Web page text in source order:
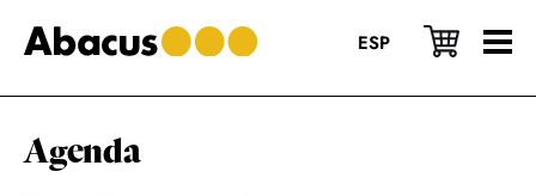
to
main
to
primary
to
footer
ESP
Agenda